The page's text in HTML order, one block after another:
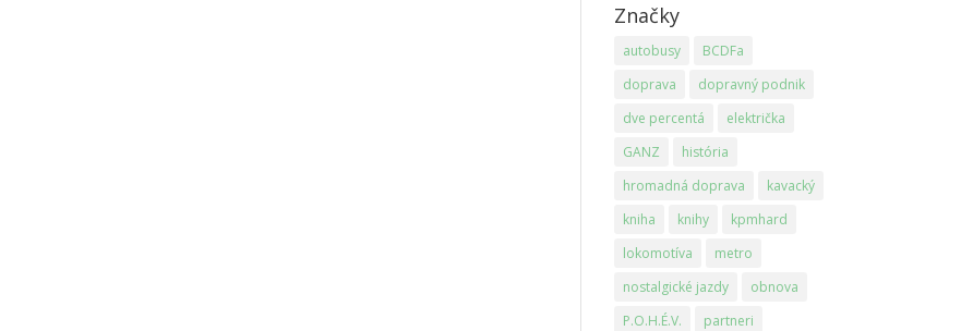
Značky
autobusy
BCDFa
doprava
dopravný podnik
dve percentá
električka
GANZ
história
hromadná doprava
kavacký
kniha
knihy
kpmhard
lokomotíva
metro
nostalgické jazdy
obnova
P.O.H.É.V.
partneri